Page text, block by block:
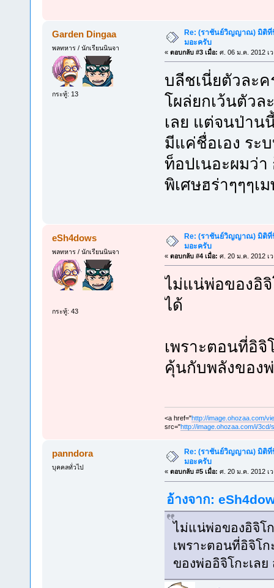
Garden Dingaa
พลทหาร / นักเรียนนินจา
กระทู้: 13
Re: (ราชันย์วิญญาณ) มิติที่
มอะครับ
« ตอบกลับ #3 เมื่อ: ศ. 06 ม.ค. 2012 เ
บลีชเนี่ยตัวละ
โผล่ยกเว้นตัว
เลย แต่จนป่าน
มีแค่ชื่อเอง ระ
ท็อปเนอะผมว่
พิเศษฮร่าๆๆๆเม
eSh4dows
พลทหาร / นักเรียนนินจา
กระทู้: 43
Re: (ราชันย์วิญญาณ) มิติที่
มอะครับ
« ตอบกลับ #4 เมื่อ: ศ. 20 ม.ค. 2012 เ
ไม่แน่พ่อของอิ
ได้
เพราะตอนที่อิจิ
คุ้นกับพลังของ
<a href="http://image.ohozaa.com/
src="http://image.ohozaa.com/i/3cd/
panndora
บุคคลทั่วไป
Re: (ราชันย์วิญญาณ) มิติที่
มอะครับ
« ตอบกลับ #5 เมื่อ: ศ. 20 ม.ค. 2012 เ
อ้างจาก:
ไม่แน่พ่อของอิจิโ
เพราะตอนที่อิจิโ
ของพ่ออิจิโกะเล